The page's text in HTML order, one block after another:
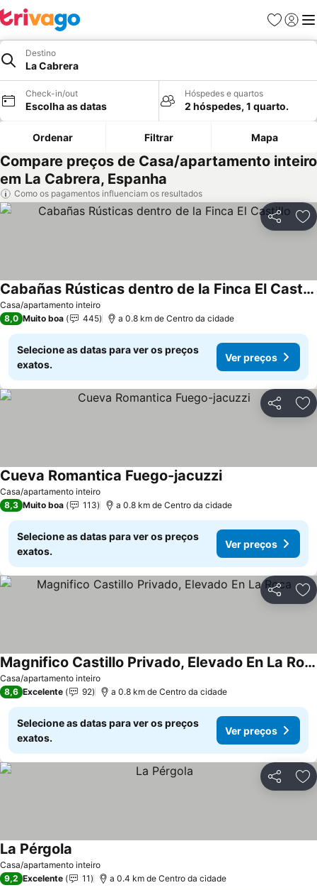
Favoritos
Iniciar
Destino
La Cabrera
Check-in/out
Escolha as datas
Hóspedes e quartos
2 hóspedes, 1 quarto.
Ordenar Filtrar Mapa
Compare preços de Casa/apartamento inteiro
em La Cabrera, Espanha
Como os pagamentos influenciam os resultados
Partilhar
Casa/apartamento inteiro
Cabañas Rústicas dentro de la Finca El Castillo
8,0 Muito boa 445 a 0.8 km de Centro da cidade
Selecione as datas para ver os preços
exatos.
Ver preços
Partilhar
Casa/apartamento inteiro
Cueva Romantica Fuego-jacuzzi
8,3 Muito boa 113 a 0.8 km de Centro da cidade
Selecione as datas para ver os preços
exatos.
Ver preços
Partilhar
Casa/apartamento inteiro
Magnifico Castillo Privado, Elevado En La Roca
8,6 Excelente 92 a 0.8 km de Centro da cidade
Selecione as datas para ver os preços
exatos.
Ver preços
Partilhar
Casa/apartamento inteiro
La Pérgola
9,2 Excelente 11 a 0.4 km de Centro da cidade